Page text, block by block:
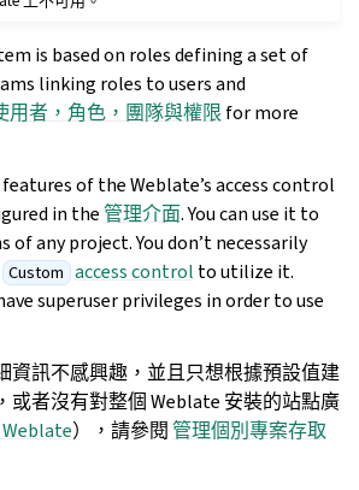
is based on roles defining a set of
linking roles to users and
用者，角色，團隊與權限 for more
of the Weblate’s access control
in the管理介面. You can use it to
of any project. You don’t necessarily
Custom access control to utilize it.
superuser privileges in order to use
資訊不感興趣，並且只想根據預設值建
或者沒有對整個 Weblate 安裝的站點廣
），請參閱 管理個別專案存取